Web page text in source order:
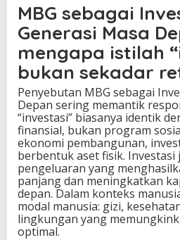
MBG sebagai
Generasi Masa
mengapa istilah
bukan sekadar
Penyebutan MBG sebagai
Depan sering memantik
“investasi” biasanya identik
finansial, bukan program
ekonomi pembangunan,
berbentuk aset fisik.
pengeluaran yang
panjang dan meningkatkan
depan. Dalam konteks
modal manusia: gizi,
lingkungan yang
optimal.